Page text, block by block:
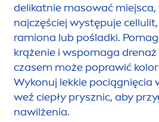
delikatnie masować
najczęściej występuje
ramiona lub pośladki.
krążenie i wspomaga
czasem może poprawić
Wykonuj lekkie pociągnięcia
weź ciepły prysznic, aby
nawilżenia.